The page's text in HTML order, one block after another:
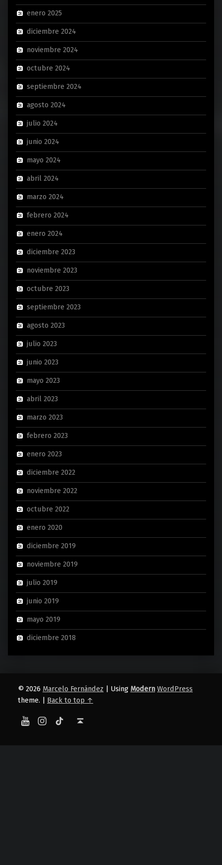
enero 2025
diciembre 2024
noviembre 2024
octubre 2024
septiembre 2024
agosto 2024
julio 2024
junio 2024
mayo 2024
abril 2024
marzo 2024
febrero 2024
enero 2024
diciembre 2023
noviembre 2023
octubre 2023
septiembre 2023
agosto 2023
julio 2023
junio 2023
mayo 2023
abril 2023
marzo 2023
febrero 2023
enero 2023
diciembre 2022
noviembre 2022
octubre 2022
enero 2020
diciembre 2019
noviembre 2019
julio 2019
junio 2019
mayo 2019
diciembre 2018
© 2026 Marcelo Fernández | Using Modern WordPress
theme. | Back to top ↑